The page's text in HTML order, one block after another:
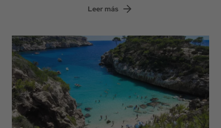
Leer más